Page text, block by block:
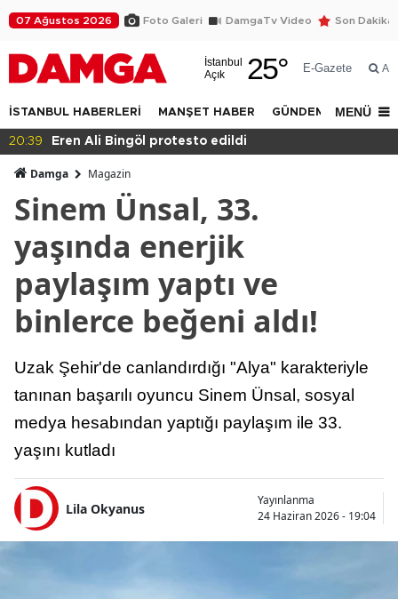
07 Ağustos 2026 Foto Galeri DamgaTv Video Son Dakika
İstanbul
Açık
25° E-Gazete Ara
İSTANBUL HABERLERİ MANŞET HABER GÜNDEM DÜNYA
MENÜ
protesto edildi
Damga Magazin
Sinem Ünsal, 33.
yaşında enerjik
paylaşım yaptı ve
binlerce beğeni aldı!
Uzak Şehir'de canlandırdığı "Alya" karakteriyle
tanınan başarılı oyuncu Sinem Ünsal, sosyal
medya hesabından yaptığı paylaşım ile 33.
yaşını kutladı
Lila Okyanus
Yayınlanma
24 Haziran 2026 - 19:04